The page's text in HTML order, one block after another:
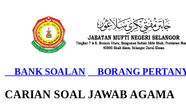
BANK SOALAN BORANG
CARIAN SOAL JAWAB AGAMA